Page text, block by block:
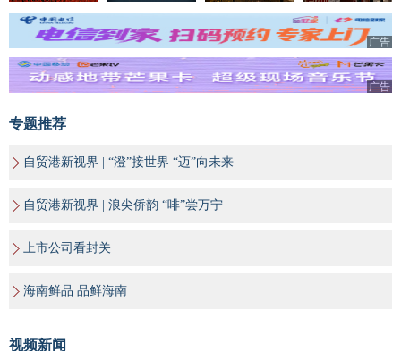
全运华章
清晰
秋色撞个满怀
广告
广告
专题推荐
自贸港新视界 | “澄”接世界 “迈”向未来
自贸港新视界 | 浪尖侨韵 “啡”尝万宁
上市公司看封关
海南鲜品 品鲜海南
视频新闻